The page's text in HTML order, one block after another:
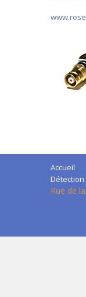
Accueil
Rue de